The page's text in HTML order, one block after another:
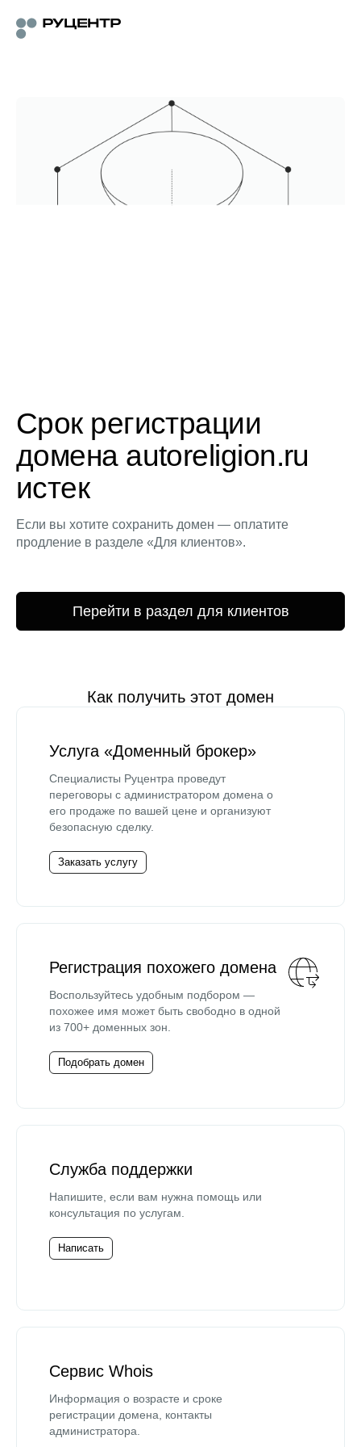
Срок регистрации
домена autoreligion.ru
истек
Если вы хотите сохранить домен — оплатите
продление в разделе «Для клиентов».
Перейти в раздел для клиентов
Как получить этот домен
Услуга «Доменный брокер»
Специалисты Руцентра проведут
переговоры с администратором домена о
его продаже по вашей цене и организуют
безопасную сделку.
Заказать услугу
Регистрация похожего домена
Воспользуйтесь удобным подбором —
похожее имя может быть свободно в одной
из 700+ доменных зон.
Подобрать домен
Служба поддержки
Напишите, если вам нужна помощь или
консультация по услугам.
Написать
Сервис Whois
Информация о возрасте и сроке
регистрации домена, контакты
администратора.